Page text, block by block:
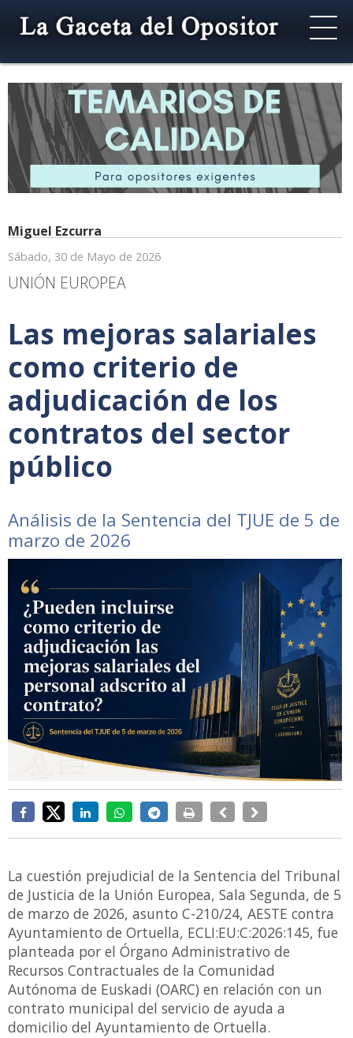
Miguel Ezcurra
Sábado, 30 de Mayo de 2026
UNIÓN EUROPEA
Las mejoras salariales
como criterio de
adjudicación de los
contratos del sector
público
Análisis de la Sentencia del TJUE de 5 de
marzo de 2026
La cuestión prejudicial de la Sentencia del Tribunal
de Justicia de la Unión Europea, Sala Segunda, de 5
de marzo de 2026, asunto C-210/24, AESTE contra
Ayuntamiento de Ortuella, ECLI:EU:C:2026:145, fue
planteada por el Órgano Administrativo de
Recursos Contractuales de la Comunidad
Autónoma de Euskadi (OARC) en relación con un
contrato municipal del servicio de ayuda a
domicilio del Ayuntamiento de Ortuella.